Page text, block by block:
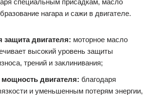
нагара и сажи в двигателе.
двигателя: моторное масло
высокий уровень защиты
трений и заклинивания;
двигателя: благодаря
и уменьшенным потерям энергии,